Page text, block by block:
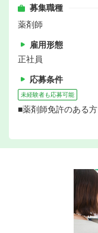
募集職種
薬剤師
雇用形態
正社員
応募条件
未経験者も応募可能
■薬剤師免許のある方